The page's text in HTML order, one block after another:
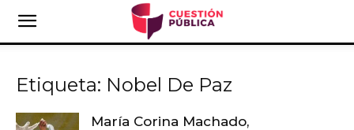
Etiqueta: Nobel De Paz
María Corina Machado,